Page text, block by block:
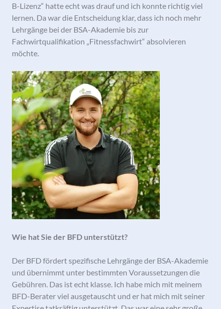
B-Lizenz“ hatte echt was drauf und ich konnte richtig viel
lernen. Da war die Entscheidung klar, dass ich noch mehr
Lehrgänge bei der BSA-Akademie bis zur
Fachwirtqualifikation „Fitnessfachwirt“ absolvieren
möchte.
Wie hat Sie der BFD unterstützt?
Der BFD fördert spezifische Lehrgänge der BSA-Akademie
und übernimmt unter bestimmten Voraussetzungen die
Gebühren. Das ist echt klasse. Ich habe mich mit meinem
BFD-Berater viel ausgetauscht und er hat mich mit seiner